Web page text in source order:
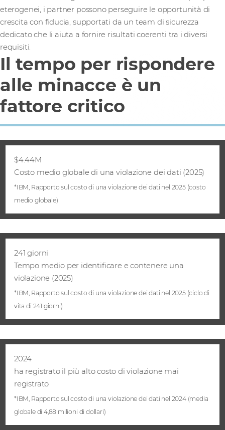
eterogenei, i partner possono perseguire le opportunità di
crescita con fiducia, supportati da un team di sicurezza
dedicato che li aiuta a fornire risultati coerenti tra i diversi
requisiti.
Il tempo per rispondere
alle minacce è un
fattore critico
$4.44M
Costo medio globale di una violazione dei dati (2025)
*IBM, Rapporto sul costo di una violazione dei dati nel 2025 (costo
medio globale)
241 giorni
Tempo medio per identificare e contenere una
violazione (2025)
*IBM, Rapporto sul costo di una violazione dei dati nel 2025 (ciclo di
vita di 241 giorni)
2024
ha registrato il più alto costo di violazione mai
registrato
*IBM, Rapporto sul costo di una violazione dei dati nel 2024 (media
globale di 4,88 milioni di dollari)